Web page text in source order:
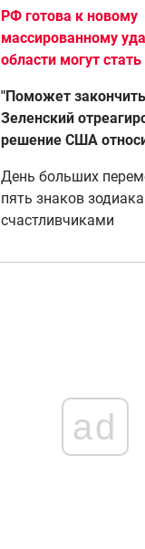
РФ готова к новому
массированному
области могут
"Поможет
Зеленский
решение США
День больших
пять знаков
счастливчиками
ad